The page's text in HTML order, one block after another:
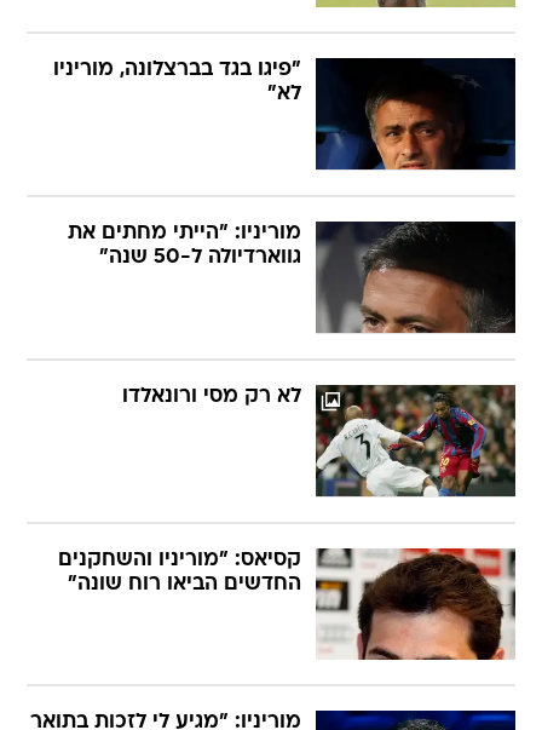
"פיגו בגד בברצלונה, מוריניו
לא"
מוריניו: "הייתי מחתים את
גווארדיולה ל-50 שנה"
לא רק מסי ורונאלדו
קסיאס: "מוריניו והשחקנים
החדשים הביאו רוח שונה"
מוריניו: "מגיע לי לזכות בתואר